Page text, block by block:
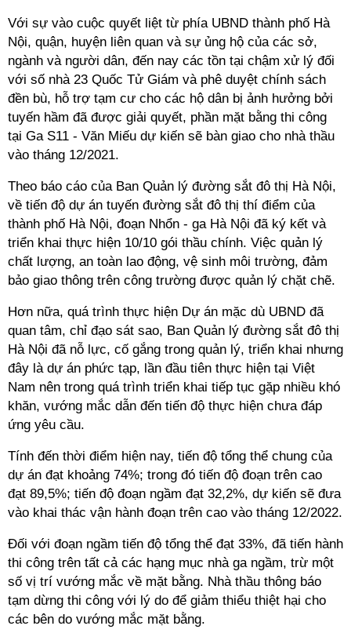
Với sự vào cuộc quyết liệt từ phía UBND thành phố Hà
Nội, quận, huyện liên quan và sự ủng hộ của các sở,
ngành và người dân, đến nay các tồn tại chậm xử lý đối
với số nhà 23 Quốc Tử Giám và phê duyệt chính sách
đền bù, hỗ trợ tạm cư cho các hộ dân bị ảnh hưởng bởi
tuyến hầm đã được giải quyết, phần mặt bằng thi công
tại Ga S11 - Văn Miếu dự kiến sẽ bàn giao cho nhà thầu
vào tháng 12/2021.
Theo báo cáo của Ban Quản lý đường sắt đô thị Hà Nội,
về tiến độ dự án tuyến đường sắt đô thị thí điểm của
thành phố Hà Nội, đoạn Nhổn - ga Hà Nội đã ký kết và
triển khai thực hiện 10/10 gói thầu chính. Việc quản lý
chất lượng, an toàn lao động, vệ sinh môi trường, đảm
bảo giao thông trên công trường được quản lý chặt chẽ.
Hơn nữa, quá trình thực hiện Dự án mặc dù UBND đã
quan tâm, chỉ đạo sát sao, Ban Quản lý đường sắt đô thị
Hà Nội đã nỗ lực, cố gắng trong quản lý, triển khai nhưng
đây là dự án phức tạp, lần đầu tiên thực hiện tại Việt
Nam nên trong quá trình triển khai tiếp tục gặp nhiều khó
khăn, vướng mắc dẫn đến tiến độ thực hiện chưa đáp
ứng yêu cầu.
Tính đến thời điểm hiện nay, tiến độ tổng thể chung của
dự án đạt khoảng 74%; trong đó tiến độ đoạn trên cao
đạt 89,5%; tiến độ đoạn ngầm đạt 32,2%, dự kiến sẽ đưa
vào khai thác vận hành đoạn trên cao vào tháng 12/2022.
Đối với đoạn ngầm tiến độ tổng thể đạt 33%, đã tiến hành
thi công trên tất cả các hạng mục nhà ga ngầm, trừ một
số vị trí vướng mắc về mặt bằng. Nhà thầu thông báo
tạm dừng thi công với lý do để giảm thiểu thiệt hại cho
các bên do vướng mắc mặt bằng.